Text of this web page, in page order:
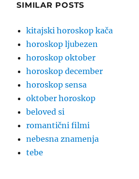
SIMILAR POSTS
kitajski horoskop kača
horoskop ljubezen
horoskop oktober
horoskop december
horoskop sensa
oktober horoskop
beloved si
romantični filmi
nebesna znamenja
tebe